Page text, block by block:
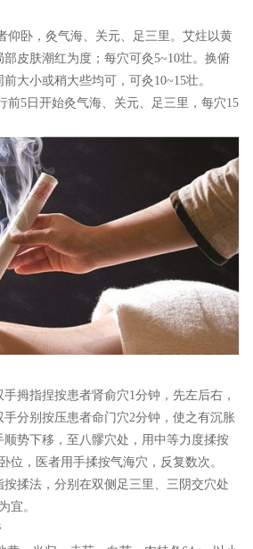
卧，灸气海、关元、足三里。艾炷以黄
皮肤潮红为度；每穴可灸5~10壮。换俯
大小或稍大些均可，可灸10~15壮。
5日开始灸气海、关元、足三里，每穴15
拇指捏按患者肾俞穴1分钟，先左后右，
分别按压患者命门穴2分钟，使之有沉胀
势下移，至八髎穴处，用中等力度揉按
位，医者用手揉按气海穴，反复数次。
揉法，分别在双侧足三里、三阴交穴处
宜。